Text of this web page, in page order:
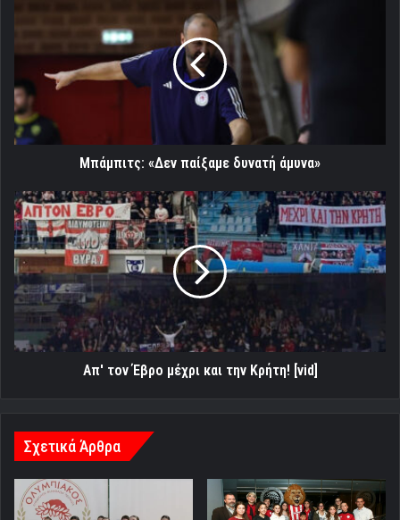
«Δεν
Μπάμπιτς: «Δεν παίξαμε δυνατή άμυνα»
Απ'
τον
Έβρο
μέχρι
και
την
Κρήτη!
[vid]
Απ' τον Έβρο μέχρι και την Κρήτη! [vid]
Σχετικά Άρθρα